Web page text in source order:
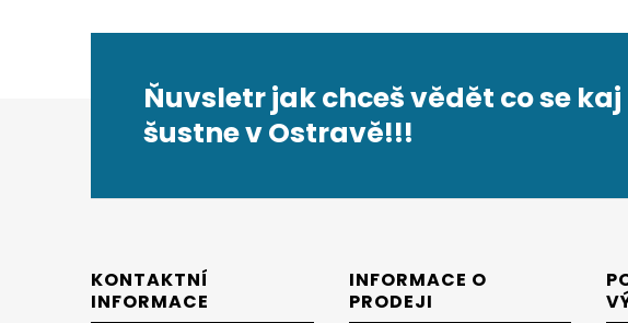
Ňuvsletr jak chceš vědět co se kaj
šustne v Ostravě!!!
KONTAKTNÍ
INFORMACE
INFORMACE O
PRODEJI